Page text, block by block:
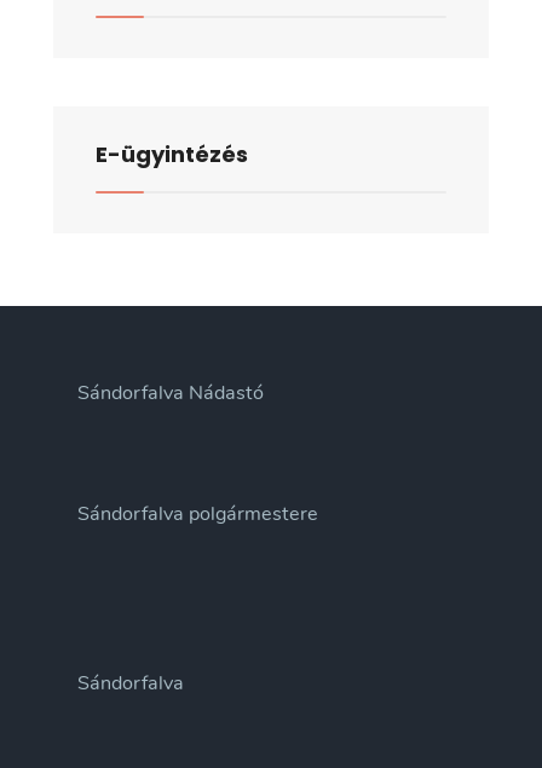
E-ügyintézés
Sándorfalva Nádastó
Sándorfalva polgármestere
Sándorfalva